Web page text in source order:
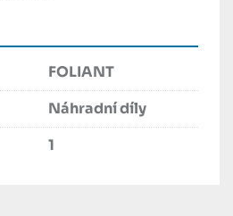
FOLIANT
Náhradní díly
1